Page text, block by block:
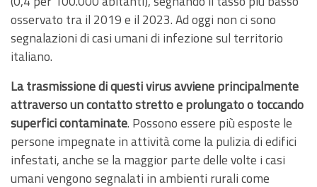
osservato tra il 2019 e il 2023. Ad oggi non ci sono
segnalazioni di casi umani di infezione sul territorio
italiano.
La trasmissione di questi virus avviene principalmente
attraverso un contatto stretto e prolungato o toccando
superfici contaminate. Possono essere più esposte le
persone impegnate in attività come la pulizia di edifici
infestati, anche se la maggior parte delle volte i casi
umani vengono segnalati in ambienti rurali come